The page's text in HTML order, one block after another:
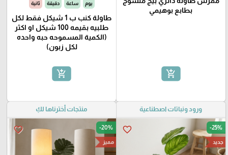
بطابع بوهيمي
add_shopping_cart
يوم
ساعة
دقيقة
ثانية
طاولة كنب ب 1 شيكل فقط لكل
طلبيه بقيمه 100 شيكل او اكثر
(الكمية المسموحه حبه واحده
لكل زبون)
add_shopping_cart
ورود ونباتات اصطناعية
favorite_border -25%
جديد
منتجات أخترناها لكِ
favorite_border -20%
مميز